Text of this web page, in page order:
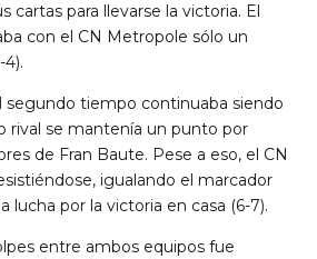
cartas para llevarse la victoria. El
con el CN Metropole sólo un
segundo tiempo continuaba siendo
rival se mantenía un punto por
de Fran Baute. Pese a eso, el CN
igualando el marcador
lucha por la victoria en casa (6-7).
entre ambos equipos fue